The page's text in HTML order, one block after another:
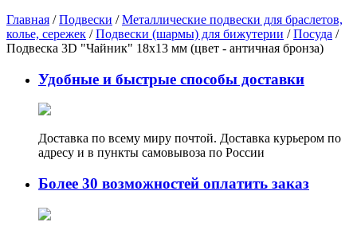
Главная /Подвески /Металлические подвески для браслетов,
колье, сережек /Подвески (шармы) для бижутерии /Посуда /
Подвеска 3D "Чайник" 18х13 мм (цвет - античная бронза)
Удобные и быстрые способы доставки
Доставка по всему миру почтой. Доставка курьером по
адресу и в пункты самовывоза по России
Более 30 возможностей оплатить заказ